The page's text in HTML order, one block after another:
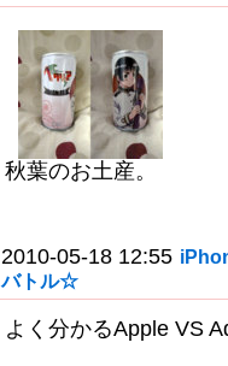
秋葉のお土産。
2010-05-18 12:55
バトル☆
よく分かるApple VS